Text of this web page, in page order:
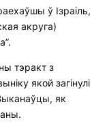
ў Ізраіль,
акруга)
тэракт з
якой загінулі
як